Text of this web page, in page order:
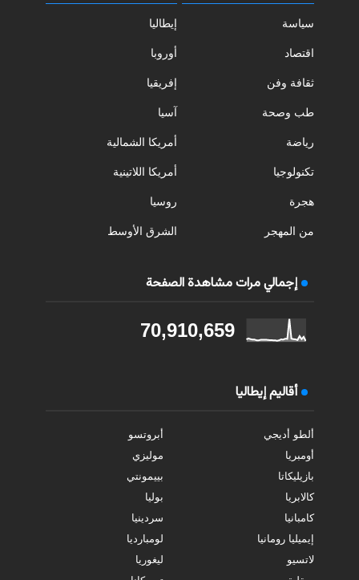
سياسة
اقتصاد
ثقافة وفن
طب وصحة
رياضة
تكنولوجيا
هجرة
من المهجر
إيطاليا
أوروبا
إفريقيا
آسيا
أمريكا الشمالية
أمريكا اللاتينية
روسيا
الشرق الأوسط
إجمالي مرات مشاهدة الصفحة
70,910,659
أقاليم إيطاليا
ألطو أديجي
أبروتسو
أومبريا
موليزي
بازيليكاتا
بييمونتي
كالابريا
بوليا
كامبانيا
سردينيا
إيميليا رومانيا
لومبارديا
لاتسيو
ليغوريا